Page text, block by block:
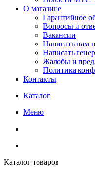
О магазине
Гарантийное
Вопросы и
Вакансии
Написать нам
Написать
Жалобы и
Политика
Контакты
Каталог
Меню
Каталог товаров